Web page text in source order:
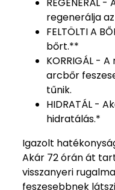
regenerálja
FELTÖLTI A
bőrt.**
KORRIGÁL -
arcbőr
tűnik.
HIDRATÁL -
hidratálás.*
Igazolt
Akár 72 órán át
visszanyeri
feszesebbnek